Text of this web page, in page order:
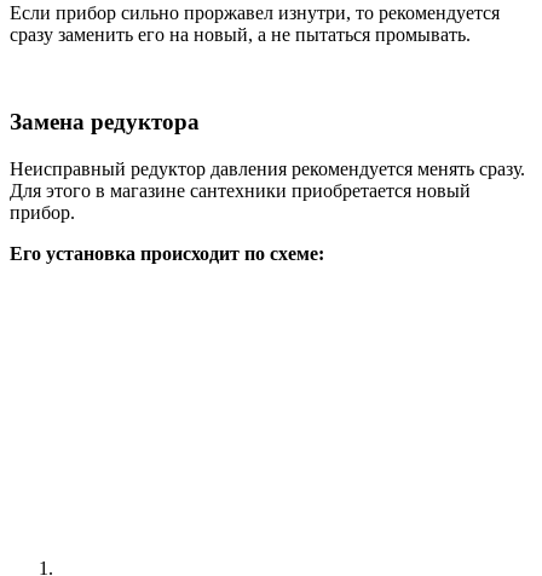
Если прибор сильно проржавел изнутри, то рекомендуется
сразу заменить его на новый, а не пытаться промывать.
Замена редуктора
Неисправный редуктор давления рекомендуется менять сразу.
Для этого в магазине сантехники приобретается новый
прибор.
Его установка происходит по схеме: